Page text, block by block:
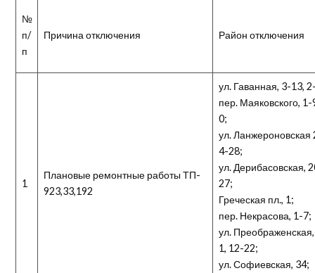
№
п/
п
Причина отключения Район отключения
1
Плановые ремонтные работы ТП-
923,33,192
ул. Гаванная, 3-13,
пер. Маяковского,
0;
ул. Ланжероновская
4-28;
ул. Дерибасовская,
27;
Греческая пл., 1;
пер. Некрасова, 1-7;
ул.
1, 12-22;
ул. Софиевская, 34;